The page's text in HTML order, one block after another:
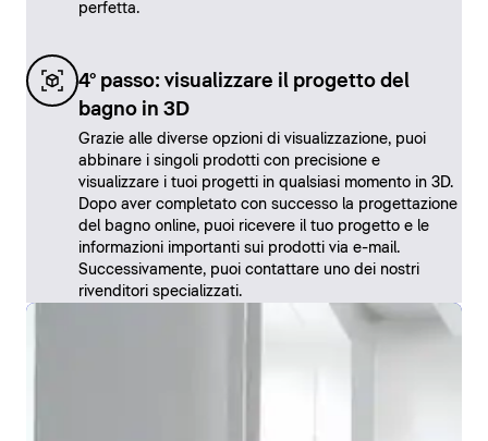
perfetta.
4° passo: visualizzare il progetto del
bagno in 3D
Grazie alle diverse opzioni di visualizzazione, puoi
abbinare i singoli prodotti con precisione e
visualizzare i tuoi progetti in qualsiasi momento in 3D.
Dopo aver completato con successo la progettazione
del bagno online, puoi ricevere il tuo progetto e le
informazioni importanti sui prodotti via e-mail.
Successivamente, puoi contattare uno dei nostri
rivenditori specializzati.